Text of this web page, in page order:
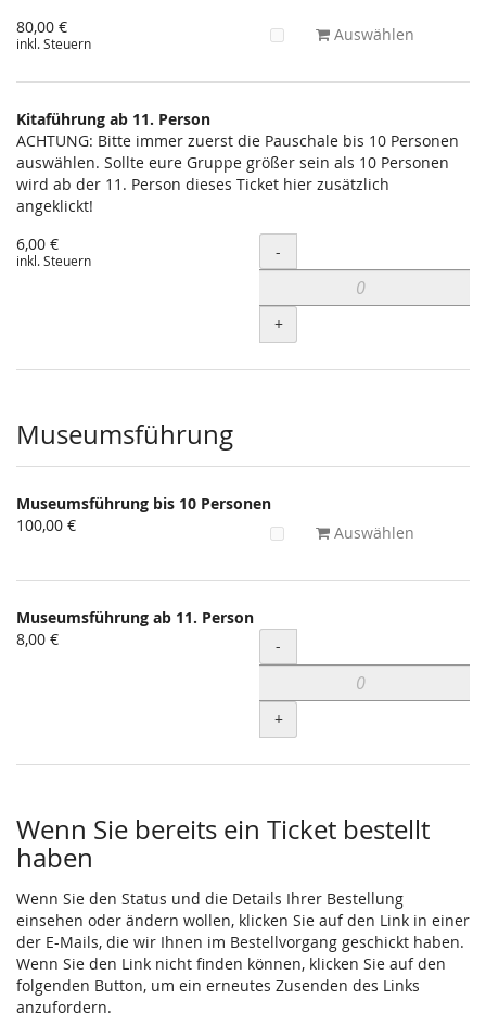
80,00 €
inkl. Steuern Auswählen
Kitaführung ab 11. Person
ACHTUNG: Bitte immer zuerst die Pauschale bis 10 Personen
auswählen. Sollte eure Gruppe größer sein als 10 Personen
wird ab der 11. Person dieses Ticket hier zusätzlich
angeklickt!
6,00 €
inkl. Steuern Menge
-
+
Museumsführung
Museumsführung bis 10 Personen
100,00 €
Auswählen
Museumsführung ab 11. Person
8,00 €
Menge
-
+
Wenn Sie bereits ein Ticket bestellt
haben
Wenn Sie den Status und die Details Ihrer Bestellung
einsehen oder ändern wollen, klicken Sie auf den Link in einer
der E-Mails, die wir Ihnen im Bestellvorgang geschickt haben.
Wenn Sie den Link nicht finden können, klicken Sie auf den
folgenden Button, um ein erneutes Zusenden des Links
anzufordern.